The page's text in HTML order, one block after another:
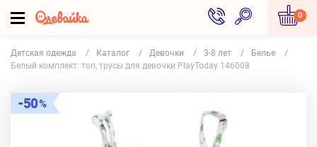
0
Детская одежда Каталог Девочки 3-8 лет
Белье
Белый комплект: топ, трусы для девочки PlayToday 146008
50